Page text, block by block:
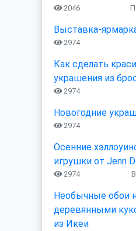
2046
Выставка-
2974
Как сделать
украшения из
2974
Новогодние
2974
Осенние
игрушки от Jenn
2974
Необычные обои
деревянными
из Икеи